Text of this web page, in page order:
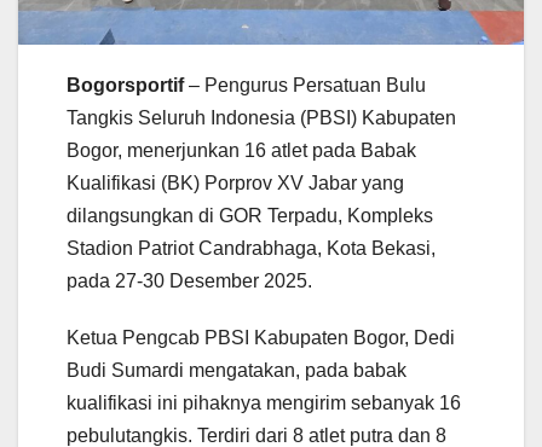
Bogorsportif– Pengurus Persatuan Bulu
Tangkis Seluruh Indonesia (PBSI) Kabupaten
Bogor, menerjunkan 16 atlet pada Babak
Kualifikasi (BK) Porprov XV Jabar yang
dilangsungkan di GOR Terpadu, Kompleks
Stadion Patriot Candrabhaga, Kota Bekasi,
pada 27-30 Desember 2025.
Ketua Pengcab PBSI Kabupaten Bogor, Dedi
Budi Sumardi mengatakan, pada babak
kualifikasi ini pihaknya mengirim sebanyak 16
pebulutangkis. Terdiri dari 8 atlet putra dan 8